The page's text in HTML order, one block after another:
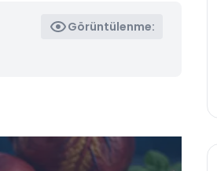
Görüntülenme: